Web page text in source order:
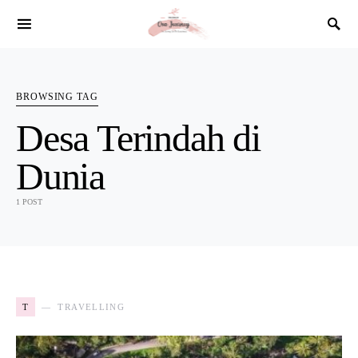
SEARCH FOR:
BROWSING TAG
Desa Terindah di
Dunia
1 POST
T TRAVELLING